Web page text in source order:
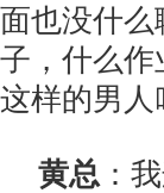
面也没什
子，什么
这样的男人
黄总 ：